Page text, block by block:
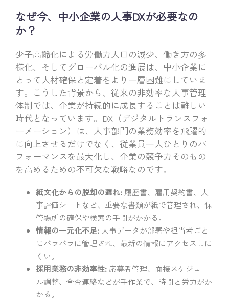
なぜ今、中小企業の人事DXが必要なの
か？
少子高齢化による労働力人口の減少、働き方の多
様化、そしてグローバル化の進展は、中小企業に
とって人材確保と定着をより一層困難にしていま
す。こうした背景から、従来の非効率な人事管理
体制では、企業が持続的に成長することは難しい
時代となっています。DX（デジタルトランスフォ
ーメーション）は、人事部門の業務効率を飛躍的
に向上させるだけでなく、従業員一人ひとりのパ
フォーマンスを最大化し、企業の競争力そのもの
を高めるための不可欠な戦略なのです。
紙文化からの脱却の遅れ: 履歴書、雇用契約書、人
事評価シートなど、重要な書類が紙で管理され、保
管場所の確保や検索の手間がかかる。
情報の一元化不足: 人事データが部署や担当者ごと
にバラバラに管理され、最新の情報にアクセスしに
くい。
採用業務の非効率性: 応募者管理、面接スケジュー
ル調整、合否連絡などが手作業で、時間と労力がか
かる。